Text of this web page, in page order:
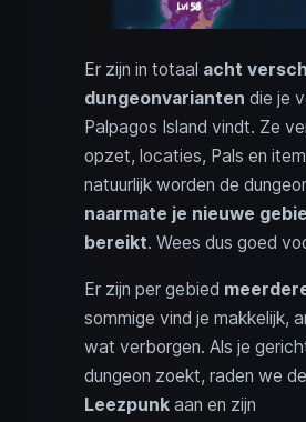
Er zijn in totaal acht
dungeonvarianten die je
Palpagos Island vindt. Ze
opzet, locaties, Pals en
natuurlijk worden de
naarmate je nieuwe
bereikt. Wees dus goed
Er zijn per gebied
sommige vind je makkelijk,
wat verborgen. Als je
dungeon zoekt, raden we de
Leezpunk aan en zijn